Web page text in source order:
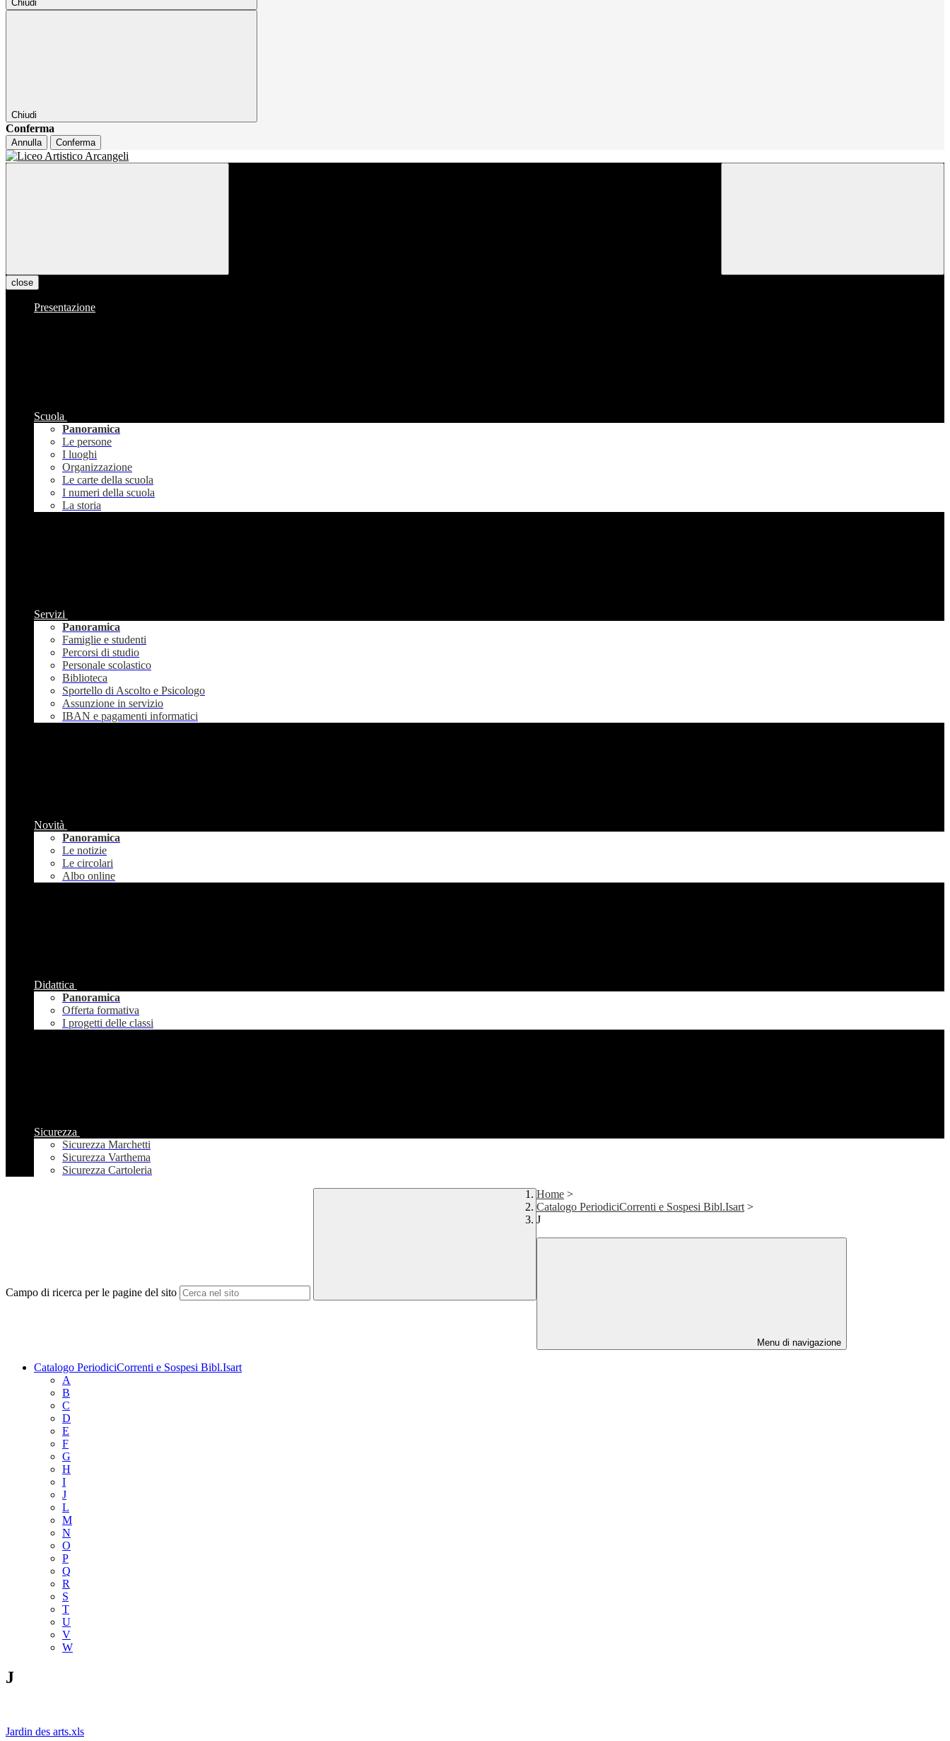
Chiudi
Chiudi
Conferma
Annulla Conferma
close
Presentazione
Scuola
Panoramica
Le persone
I luoghi
Organizzazione
Le carte della scuola
I numeri della scuola
La storia
Servizi
Panoramica
Famiglie e studenti
Percorsi di studio
Personale scolastico
Biblioteca
Sportello di Ascolto e Psicologo
Assunzione in servizio
IBAN e pagamenti informatici
Novità
Panoramica
Le notizie
Le circolari
Albo online
Didattica
Panoramica
Offerta formativa
I progetti delle classi
Sicurezza
Sicurezza Marchetti
Sicurezza Varthema
Sicurezza Cartoleria
Campo di ricerca per le pagine del sito
Home >
Catalogo PeriodiciCorrenti e Sospesi Bibl.Isart >
J
Menu di navigazione
Catalogo PeriodiciCorrenti e Sospesi Bibl.Isart
A
B
C
D
E
F
G
H
I
J
L
M
N
O
P
Q
R
S
T
U
V
W
J
Jardin des arts.xls